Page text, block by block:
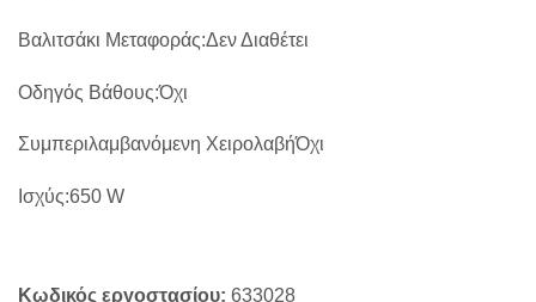
Βαλιτσάκι Μεταφοράς:Δεν Διαθέτει
Οδηγός Βάθους:Όχι
Συμπεριλαμβανόμενη ΧειρολαβήΌχι
Ισχύς:650 W
Κωδικός εργοστασίου: 633028